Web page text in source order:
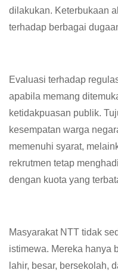
dilakukan. Keterbukaan
terhadap berbagai
Evaluasi terhadap
apabila memang
ketidakpuasan publik.
kesempatan warga
memenuhi syarat,
rekrutmen tetap
dengan kuota yang
Masyarakat NTT tidak
istimewa. Mereka hanya
lahir, besar, bersekolah,